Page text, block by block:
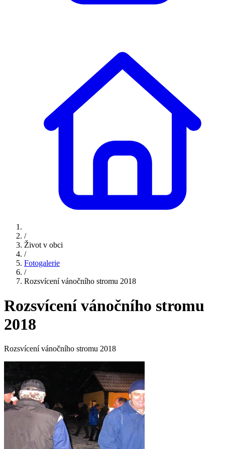
/
Život v obci
/
Fotogalerie
/
Rozsvícení vánočního stromu 2018
Rozsvícení vánočního stromu
2018
Rozsvícení vánočního stromu 2018